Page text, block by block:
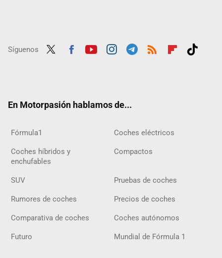
Síguenos
En Motorpasión hablamos de...
Fórmula1 Coches eléctricos
Coches híbridos y
enchufables
Compactos
SUV Pruebas de coches
Rumores de coches Precios de coches
Comparativa de coches Coches autónomos
Futuro Mundial de Fórmula 1